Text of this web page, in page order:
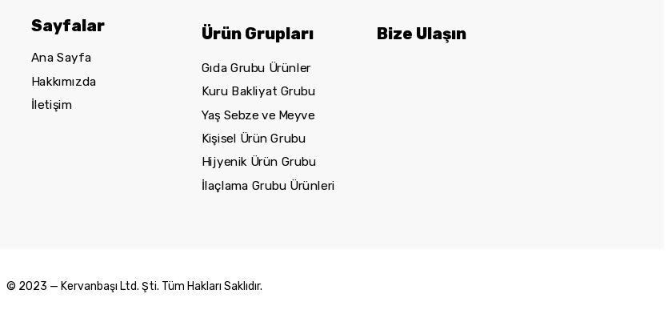
Sayfalar
Ana Sayfa
Hakkımızda
İletişim
Ürün Grupları
Gıda Grubu Ürünler
Kuru Bakliyat Grubu
Yaş Sebze ve Meyve
Kişisel Ürün Grubu
Hijyenik Ürün Grubu
İlaçlama Grubu Ürünleri
Bize Ulaşın
© 2023 — Kervanbaşı Ltd. Şti. Tüm Hakları Saklıdır.